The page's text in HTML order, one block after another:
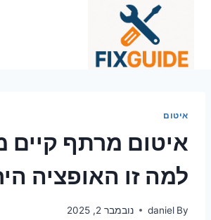
איטום
איטום מרתף קיים
למה זו האופציה
By
daniel נובמבר 2, 2025